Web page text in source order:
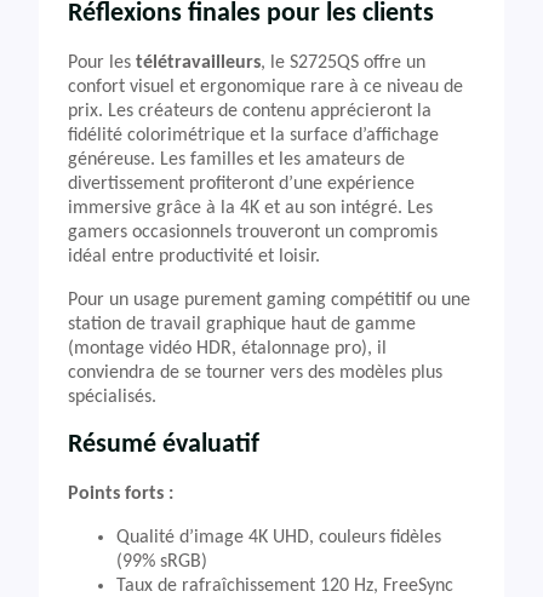
Réflexions finales pour les clients
Pour les télétravailleurs, le S2725QS offre un
confort visuel et ergonomique rare à ce niveau de
prix. Les créateurs de contenu apprécieront la
fidélité colorimétrique et la surface d’affichage
généreuse. Les familles et les amateurs de
divertissement profiteront d’une expérience
immersive grâce à la 4K et au son intégré. Les
gamers occasionnels trouveront un compromis
idéal entre productivité et loisir.
Pour un usage purement gaming compétitif ou une
station de travail graphique haut de gamme
(montage vidéo HDR, étalonnage pro), il
conviendra de se tourner vers des modèles plus
spécialisés.
Résumé évaluatif
Points forts :
Qualité d’image 4K UHD, couleurs fidèles
(99% sRGB)
Taux de rafraîchissement 120 Hz, FreeSync